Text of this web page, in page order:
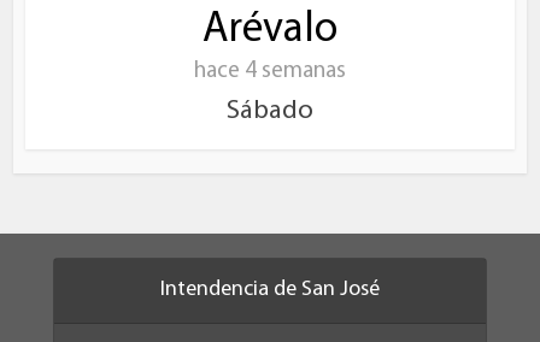
Arévalo
hace 4 semanas
Sábado
Intendencia de San José